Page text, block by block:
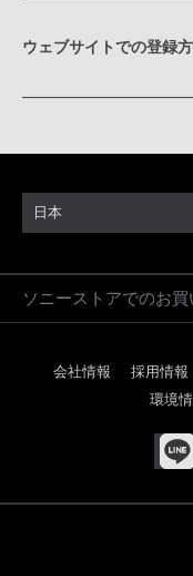
ウェブサイトでの登録
日本
ソニーストアでのお
会社情報 採用情報
環境